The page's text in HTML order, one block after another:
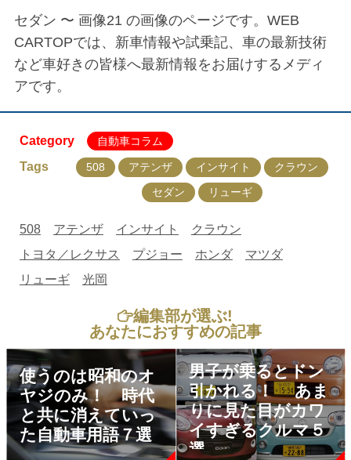
セダン 〜 画像21 の画像のページです。WEB
CARTOPでは、新車情報や試乗記、車の最新技術
など車好きの皆様へ最新情報をお届けするメディ
アです。
Category 自動車コラム
Tags 508 アテンザ インサイト
クラウン
セダン
リューギ
508 アテンザ インサイト
クラウン
トヨタ／レクサス
プジョー ホンダ
マツダ
リューギ
光岡
編集部が選ぶ!
あなたにおすすめの記事
使うのは昭和のオ
ヤジのみ！ 時代
と共に消えていっ
た自動車用語７選
男子が乗るとドン
引かれる！ あま
りに見た目がカワ
イすぎるクルマ５
選